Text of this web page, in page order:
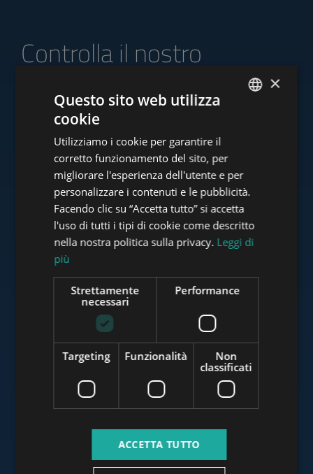
Controlla il nostro
www.tower-investments.com
www.towerassistance.com
www.budapestluxuryapartments.hu
www.budapestoffices.net
FRENCH
ITALIAN
SPANISH
ARABIC
×
Questo sito web utilizza
cookie
Utilizziamo i cookie per garantire il
corretto funzionamento del sito, per
migliorare l'esperienza dell'utente e per
personalizzare i contenuti e le pubblicità.
Facendo clic su “Accetta tutto” si accetta
l'uso di tutti i tipi di cookie come descritto
nella nostra politica sulla privacy. Leggi di
più
Strettamente
necessari
Performance
Targeting Funzionalità
Non
classificati
ACCETTA TUTTO